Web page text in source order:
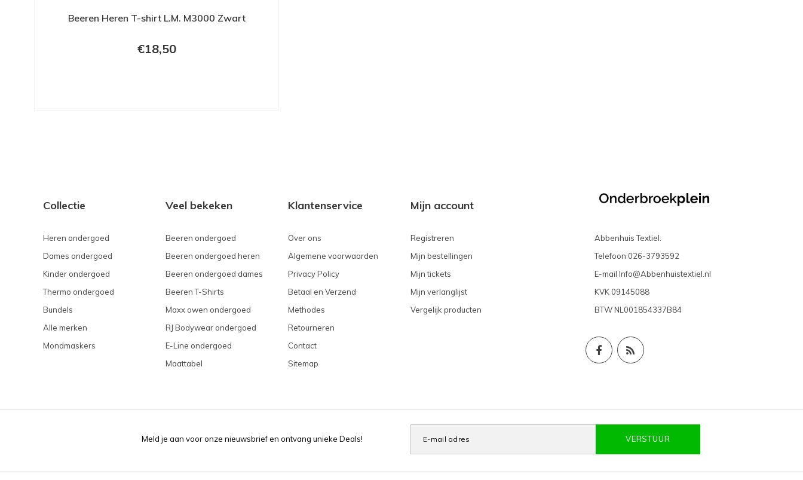
Beeren Heren T-shirt L.M. M3000 Zwart
€18,50
Collectie
Heren ondergoed
Dames ondergoed
Kinder ondergoed
Thermo ondergoed
Bundels
Alle merken
Mondmaskers
Veel bekeken
Beeren ondergoed
Beeren ondergoed heren
Beeren ondergoed dames
Beeren T-Shirts
Maxx owen ondergoed
RJ Bodywear ondergoed
E-Line ondergoed
Maattabel
Klantenservice
Over ons
Algemene voorwaarden
Privacy Policy
Betaal en Verzend
Methodes
Retourneren
Contact
Sitemap
Mijn account
Registreren
Mijn bestellingen
Mijn tickets
Mijn verlanglijst
Vergelijk producten
Abbenhuis Textiel.
Telefoon 026-3793592
E-mail Info@Abbenhuistextiel.nl
KVK 09145088
BTW NL001854337B84
Meld je aan voor onze nieuwsbrief en ontvang unieke Deals! VERSTUUR